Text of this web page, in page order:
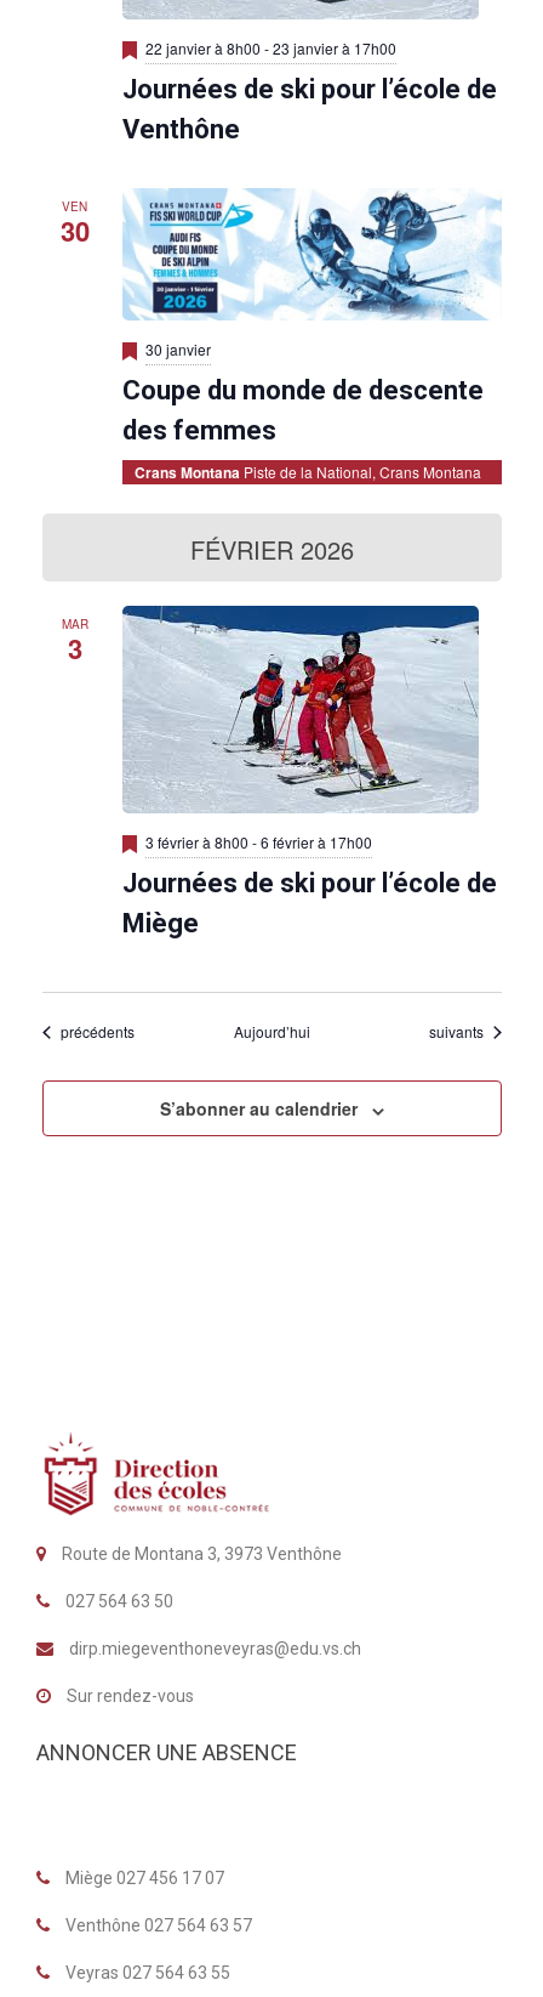
M
i
s
e
n
a
n
22 janvier à 8h00 -23 janvier à 17h00
Journées de ski pour l’école de
Venthône
VEN
30
M
i
s
e
n
a
v
a
30 janvier
Coupe du monde de descente
des femmes
Crans Montana Piste de la National, Crans Montana
FÉVRIER 2026
MAR
3
M
i
s
e
n
a
n
3 février à 8h00 -6 février à 17h00
Journées de ski pour l’école de
Miège
Évènements
précédents Aujourd’hui Évènements
suivants
S’abonner au calendrier
Route de Montana 3, 3973 Venthône
027 564 63 50
dirp.miegeventhoneveyras@edu.vs.ch
Sur rendez-vous
ANNONCER UNE ABSENCE
Miège 027 456 17 07
Venthône 027 564 63 57
Veyras 027 564 63 55